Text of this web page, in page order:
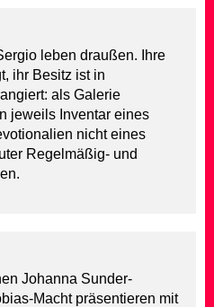
leben draußen. Ihre
ihr Besitz ist in
als Galerie
jeweils Inventar eines
nicht eines
Regelmäßig- und
Johanna Sunder-
Macht präsentieren mit